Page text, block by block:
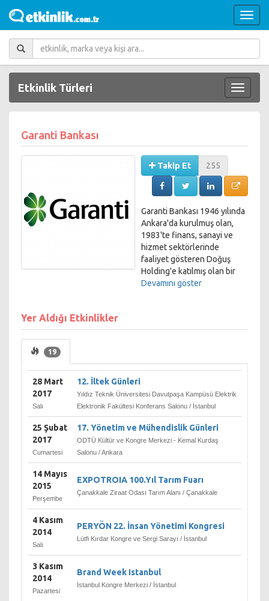
Etkinlik Türleri
Garanti Bankası
Takip Et 255
Garanti Bankası 1946 yılında
Ankara'da kurulmuş olan,
1983'te finans, sanayi ve
hizmet sektörlerinde
faaliyet gösteren Doğuş
Holding'e katılmış olan bir
Türk bankasıdır.
gerçekleştirdi, 1993'te ise
kurum oldu. Bugün,
halka açıktır. "Mini Bank",
Ekim 2002 yılında kurulmuş
olan bir çocuk bankasıdır.
23 Aralık 2005 tarihinde
Doğuş Grubu ile General
(GECF) arasında eşit ortaklık
prensibi çerçevesinde
anlaşması ile GECF Garanti
Bankası’nın sermayesinin
%.5’ini 1.555 milyar ABD
doları karşılığında satın
hakkına sahip olmuştur.
Garanti, 29.8 milyar dolara
Devamını göster
Yer Aldığı Etkinlikler
19
28 Mart
2017
Salı
12. İltek Günleri
Yıldız Teknik Üniversitesi Davutpaşa Kampüsü Elektrik
Elektronik Fakültesi Konferans Salonu / İstanbul
25 Şubat
2017
Cumartesi
17. Yönetim ve Mühendislik Günleri
ODTÜ Kültür ve Kongre Merkezi - Kemal Kurdaş
Salonu / Ankara
14 Mayıs
2015
Perşembe
EXPOTROIA 100.Yıl Tarım Fuarı
Çanakkale Ziraat Odası Tarım Alanı / Çanakkale
4 Kasım
2014
Salı
PERYÖN 22. İnsan Yönetimi Kongresi
Lütfi Kırdar Kongre ve Sergi Sarayı / İstanbul
3 Kasım
2014
Pazartesi
Brand Week Istanbul
İstanbul Kongre Merkezi / İstanbul